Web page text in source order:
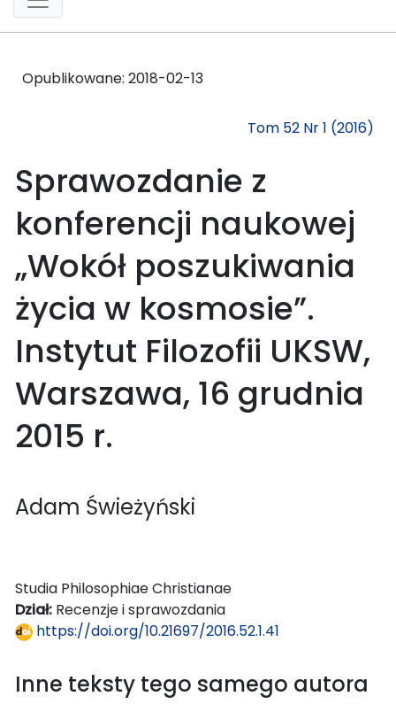
Opublikowane: 2018-02-13
Tom 52 Nr 1 (2016)
Sprawozdanie z
konferencji naukowej
„Wokół poszukiwania
życia w kosmosie”.
Instytut Filozofii UKSW,
Warszawa, 16 grudnia
2015 r.
Adam Świeżyński
Studia Philosophiae Christianae
Dział: Recenzje i sprawozdania
https://doi.org/10.21697/2016.52.1.41
Inne teksty tego samego autora